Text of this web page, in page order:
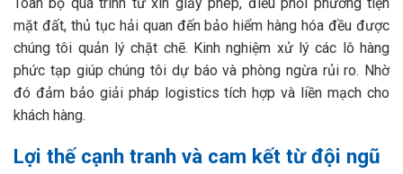
Toàn bộ quá trình từ xin giấy phép, điều phối phương tiện
mặt đất, thủ tục hải quan đến bảo hiểm hàng hóa đều được
chúng tôi quản lý chặt chẽ. Kinh nghiệm xử lý các lô hàng
phức tạp giúp chúng tôi dự báo và phòng ngừa rủi ro. Nhờ
đó đảm bảo giải pháp logistics tích hợp và liền mạch cho
khách hàng.
Lợi thế cạnh tranh và cam kết từ đội ngũ